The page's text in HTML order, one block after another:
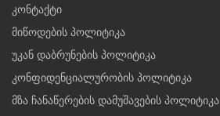
კონტაქტი
მიწოდების პოლიტიკა
უკან დაბრუნების პოლიტიკა
კონფიდენციალურობის პოლიტიკა
მზა ჩანაწერების დამუშავების პოლიტიკა